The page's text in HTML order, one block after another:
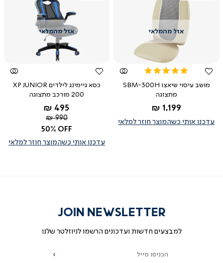
צפייה
מהירה
5.0
rating
מושב עיסוי שיאצו SBM-300H
מתצוגה
החל מ-
1,199 ₪
עדכנו אותי כשהמוצר חוזר למלאי
צפייה
מהירה
כסא גיימינג לילדים XP JUNIOR
200 מורכב מתצוגה
החל מ-
495 ₪
מחיר
רגיל
990 ₪
50% OFF
שחור
כחול
עדכנו אותי כשהמוצר חוזר למלאי
JOIN NEWSLETTER
למבצעים חדשות ועדכונים הרשמו לניוזלטר שלנו
הכניסו מייל הרשמה